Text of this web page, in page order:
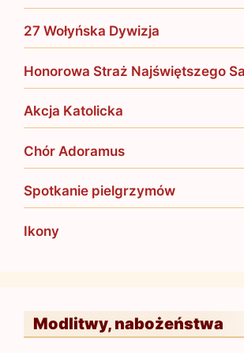
27 Wołyńska Dywizja
Honorowa Straż Najświętszego
Akcja Katolicka
Chór Adoramus
Spotkanie pielgrzymów
Ikony
Modlitwy, nabożeństwa